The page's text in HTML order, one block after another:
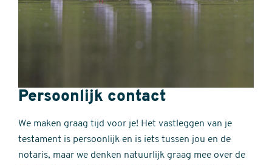
Persoonlijk contact
We maken graag tijd voor je! Het vastleggen van je
testament is persoonlijk en is iets tussen jou en de
notaris, maar we denken natuurlijk graag mee over de